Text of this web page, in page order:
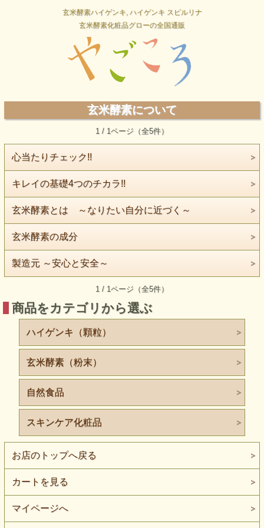
玄米酵素ハイゲンキ, ハイゲンキ スピルリナ
玄米酵素化粧品グローの全国通販
玄米酵素について
1 / 1ページ（全5件）
心当たりチェック!!
キレイの基礎4つのチカラ!!
玄米酵素とは ～なりたい自分に近づく～
玄米酵素の成分
製造元 ～安心と安全～
1 / 1ページ（全5件）
商品をカテゴリから選ぶ
ハイゲンキ（顆粒）
玄米酵素（粉末）
自然食品
スキンケア化粧品
お店のトップへ戻る
カートを見る
マイページへ